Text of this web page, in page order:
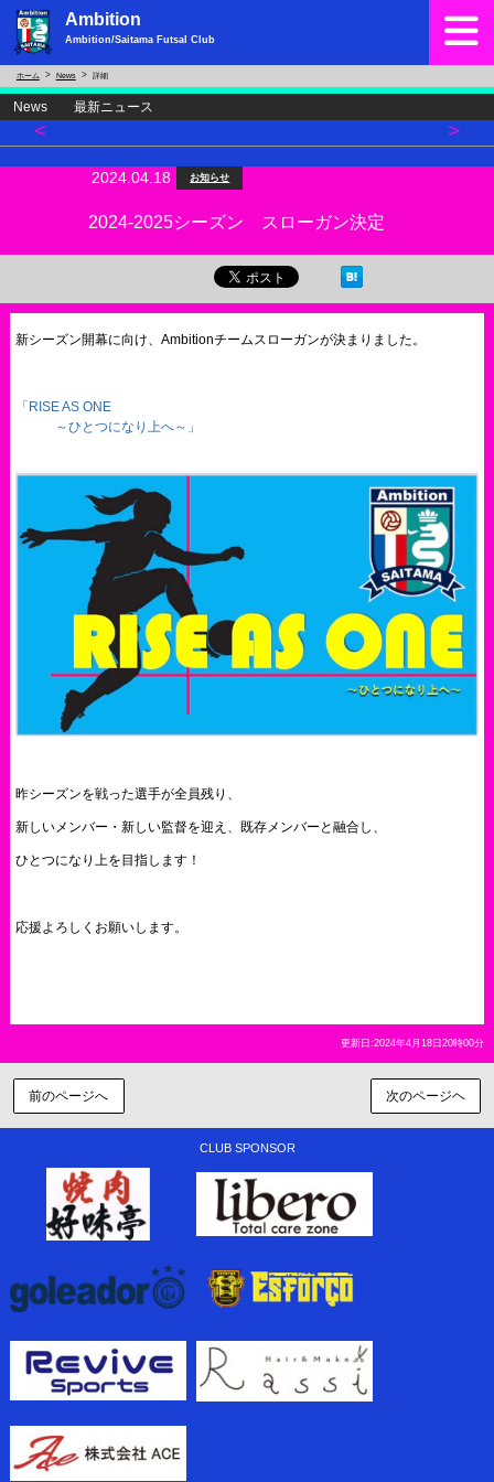
Ambition
Ambition/Saitama Futsal Club
ホーム News 詳細
News 最新ニュース
< >
2024.04.18 お知らせ
2024-2025シーズン スローガン決定
新シーズン開幕に向け、Ambitionチームスローガンが決まりました。
「RISE AS ONE
～ひとつになり上へ～」
昨シーズンを戦った選手が全員残り、
新しいメンバー・新しい監督を迎え、既存メンバーと融合し、
ひとつになり上を目指します！
応援よろしくお願いします。
更新日:2024年4月18日20時00分
前のページへ 次のページヘ
CLUB SPONSOR